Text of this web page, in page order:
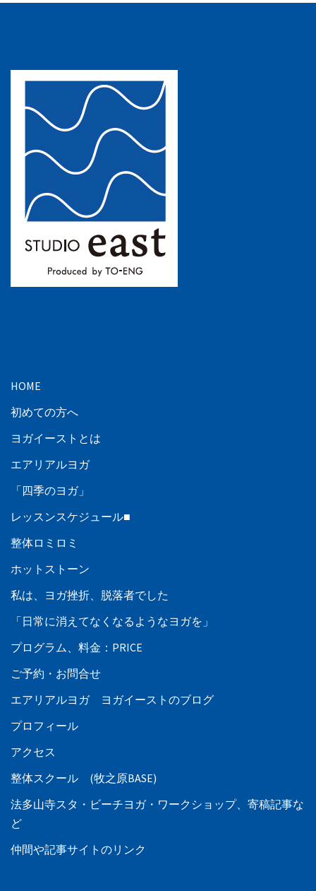
HOME
初めての方へ
ヨガイーストとは
エアリアルヨガ
「四季のヨガ」
レッスンスケジュール■
整体ロミロミ
ホットストーン
私は、ヨガ挫折、脱落者でした
「日常に消えてなくなるようなヨガを」
プログラム、料金：PRICE
ご予約・お問合せ
エアリアルヨガ ヨガイーストのブログ
プロフィール
アクセス
整体スクール (牧之原BASE)
法多山寺スタ・ビーチヨガ・ワークショップ、寄稿記事な
ど
仲間や記事サイトのリンク